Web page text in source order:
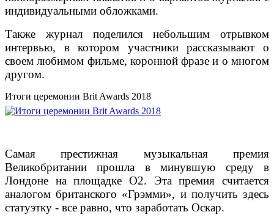
индивидуальными обложками.
Также журнал поделился небольшим отрывком
интервью, в котором участники рассказывают о
своем любимом фильме, коронной фразе и о многом
другом.
Итоги церемонии Brit Awards 2018
Самая престижная музыкальная премия
Великобритании прошла в минувшую среду в
Лондоне на площадке O2. Эта премия считается
аналогом британского «Грэмми», и получить здесь
статуэтку - все равно, что заработать Оскар.